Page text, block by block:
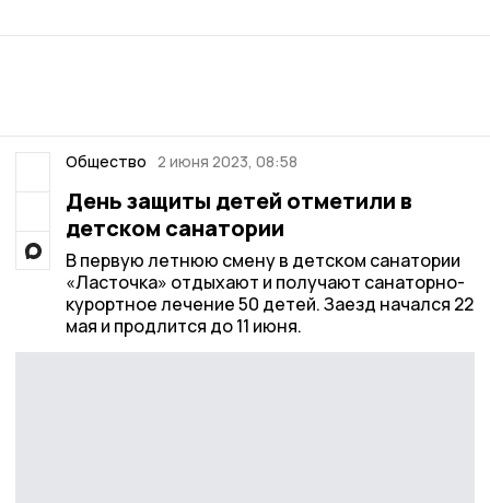
Общество 2 июня 2023, 08:58
День защиты детей отметили в
детском санатории
В первую летнюю смену в детском санатории
«Ласточка» отдыхают и получают санаторно-
курортное лечение 50 детей. Заезд начался 22
мая и продлится до 11 июня.